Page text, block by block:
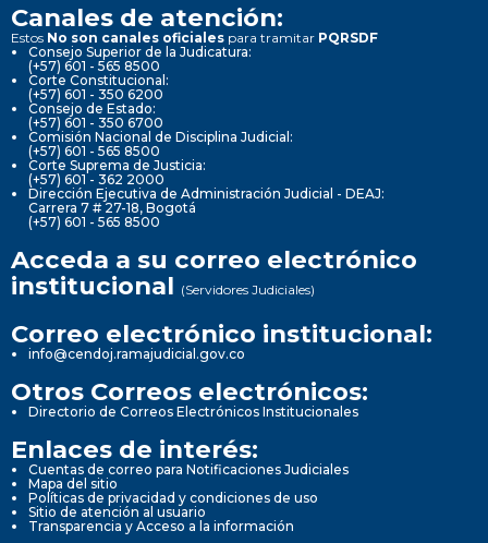
Canales de atención:
Estos No son canales oficiales para tramitar PQRSDF
Consejo Superior de la Judicatura:
(+57) 601 - 565 8500
Corte Constitucional:
(+57) 601 - 350 6200
Consejo de Estado:
(+57) 601 - 350 6700
Comisión Nacional de Disciplina Judicial:
(+57) 601 - 565 8500
Corte Suprema de Justicia:
(+57) 601 - 362 2000
Dirección Ejecutiva de Administración Judicial - DEAJ:
Carrera 7 # 27-18, Bogotá
(+57) 601 - 565 8500
Acceda a su correo electrónico
institucional (Servidores Judiciales)
Correo electrónico institucional:
info@cendoj.ramajudicial.gov.co
Otros Correos electrónicos:
Directorio de Correos Electrónicos Institucionales
Enlaces de interés:
Cuentas de correo para Notificaciones Judiciales
Mapa del sitio
Políticas de privacidad y condiciones de uso
Sitio de atención al usuario
Transparencia y Acceso a la información